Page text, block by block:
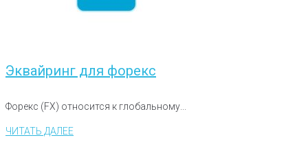
Эквайринг для форекс
Форекс (FX) относится к глобальному...
ЧИТАТЬ ДАЛЕЕ